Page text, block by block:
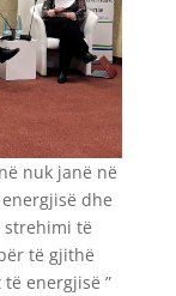
nuk janë në
dhe
të
të gjithë
energjisë ”